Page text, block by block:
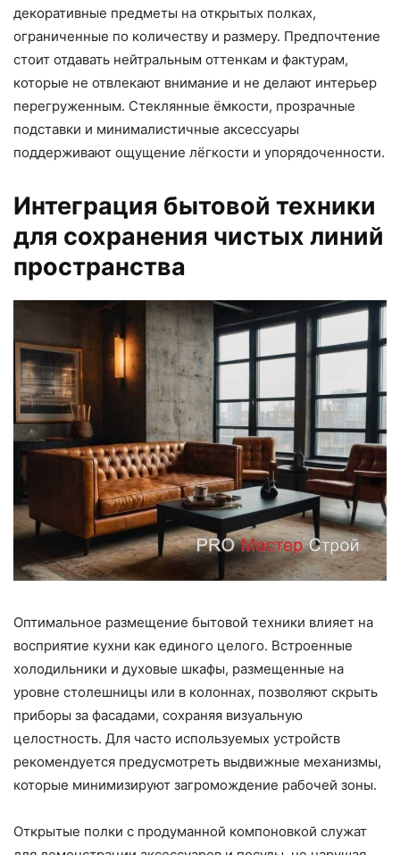
декоративные предметы на открытых полках,
ограниченные по количеству и размеру. Предпочтение
стоит отдавать нейтральным оттенкам и фактурам,
которые не отвлекают внимание и не делают интерьер
перегруженным. Стеклянные ёмкости, прозрачные
подставки и минималистичные аксессуары
поддерживают ощущение лёгкости и упорядоченности.
Интеграция бытовой техники
для сохранения чистых линий
пространства
Оптимальное размещение бытовой техники влияет на
восприятие кухни как единого целого. Встроенные
холодильники и духовые шкафы, размещенные на
уровне столешницы или в колоннах, позволяют скрыть
приборы за фасадами, сохраняя визуальную
целостность. Для часто используемых устройств
рекомендуется предусмотреть выдвижные механизмы,
которые минимизируют загромождение рабочей зоны.
Открытые полки с продуманной компоновкой служат